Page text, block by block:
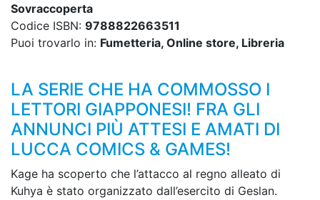
Sovraccoperta
Codice ISBN: 9788822663511
Puoi trovarlo in: Fumetteria, Online store, Libreria
LA SERIE CHE HA COMMOSSO I
LETTORI GIAPPONESI! FRA GLI
ANNUNCI PIÙ ATTESI E AMATI DI
LUCCA COMICS & GAMES!
Kage ha scoperto che l’attacco al regno alleato di
Kuhya è stato organizzato dall’esercito di Geslan.